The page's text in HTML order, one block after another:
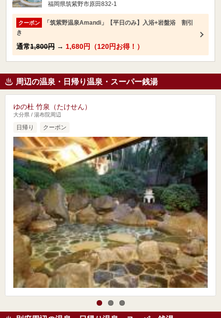
福岡県筑紫野市原田832-1
クーポン
「筑紫野温泉Amandi」【平日のみ】入浴+岩盤浴 割引
き
通常1,800円 → 1,680円（120円お得！）
周辺の温泉・日帰り温泉・スーパー銭湯
ゆの杜 竹泉（たけせん）
大分県 / 湯布院周辺
日帰り クーポン